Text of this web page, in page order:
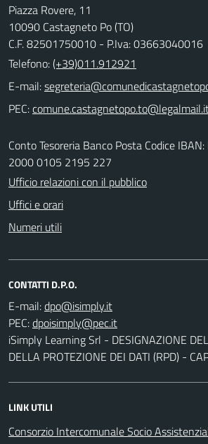
Piazza Rovere, 11
10090 Castagneto Po (TO)
C.F. 82501750010 - P.Iva: 03663040016
Telefono:(+39)011.912921
E-mail:
PEC:
Conto Tesoreria Banco Posta Codice
2000 0105 2195 227
Ufficio relazioni con il pubblico
Uffici e orari
Numeri utili
CONTATTI D.P.O.
E-mail:
PEC:
iSimply Learning Srl - DESIGNAZIONE
DELLA PROTEZIONE DEI DATI (RPD) -
LINK UTILI
Consorzio Intercomunale Socio